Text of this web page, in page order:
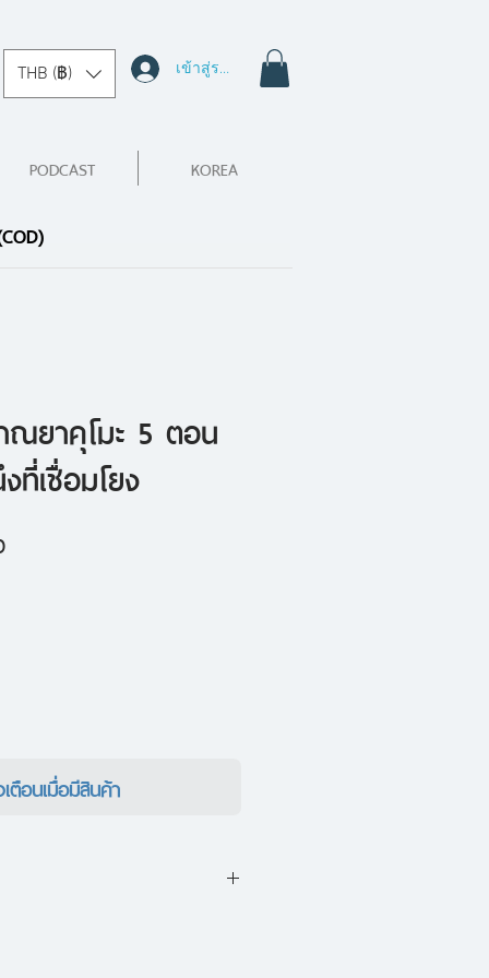
THB (฿) เข้าสู่ระบบ
PODCAST KOREA
ยาคุโมะ 5 ตอน
ที่เชื่อมโยง
ราคา
ตือนเมื่อมีสินค้า
งบ้านร้างบนเนินเป็นที่เลื่องลือ